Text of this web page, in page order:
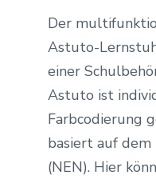
Der
Astuto-
einer
Astuto ist
Farbcodierung
basiert auf dem
(NEN). Hier